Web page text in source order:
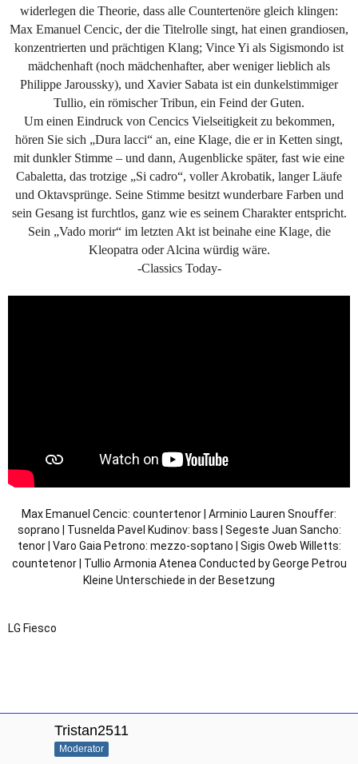
widerlegen die Theorie, dass alle Countertenöre gleich klingen:
Max Emanuel Cencic, der die Titelrolle singt, hat einen grandiosen,
konzentrierten und prächtigen Klang; Vince Yi als Sigismondo ist
mädchenhaft (noch mädchenhafter, aber weniger lieblich als
Philippe Jaroussky), und Xavier Sabata ist ein dunkelstimmiger
Tullio, ein römischer Tribun, ein Feind der Guten.
Um einen Eindruck von Cencics Vielseitigkeit zu bekommen,
hören Sie sich „Dura lacci“ an, eine Klage, die er in Ketten singt,
mit dunkler Stimme – und dann, Augenblicke später, fast wie eine
Cabaletta, das trotzige „Si cadro“, voller Akrobatik, langer Läufe
und Oktavsprünge. Seine Stimme besitzt wunderbare Farben und
sein Gesang ist furchtlos, ganz wie es seinem Charakter entspricht.
Sein „Vado morir“ im letzten Akt ist beinahe eine Klage, die
Kleopatra oder Alcina würdig wäre.
-Classics Today-
Max Emanuel Cencic: countertenor | Arminio Lauren Snouffer:
soprano | Tusnelda Pavel Kudinov: bass | Segeste Juan Sancho:
tenor | Varo Gaia Petrono: mezzo-soptano | Sigis Oweb Willetts:
countetenor | Tullio Armonia Atenea Conducted by George Petrou
Kleine Unterschiede in der Besetzung
LG Fiesco
Tristan2511
Moderator